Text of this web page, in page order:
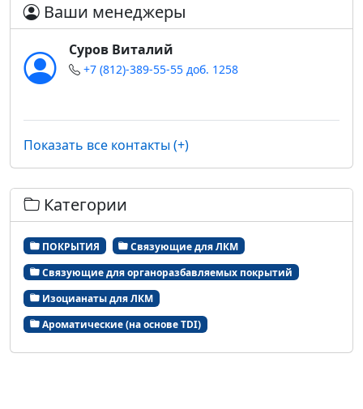
Ваши менеджеры
Суров Виталий
+7 (812)-389-55-55 доб. 1258
Показать все контакты (+)
Категории
ПОКРЫТИЯ
Связующие для ЛКМ
Связующие для органоразбавляемых покрытий
Изоцианаты для ЛКМ
Ароматические (на основе TDI)